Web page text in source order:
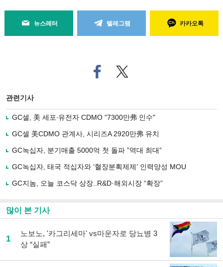
뉴스레터 텔레그램 카카오톡
페
이
로
사
유
기
트위
터로
관련기사
GC셀, 美 세포∙유전자 CDMO "7300만弗 인수"
GC셀 美CDMO 관계사, 시리즈A 2920만弗 유치
GC녹십자, 분기매출 5000억 첫 돌파 ”역대 최대”
GC녹십자, 태국 적십자와 ‘혈장분획제제’ 인력양성 MOU
GC지놈, 오늘 코스닥 상장..R&D·해외시장 “확장”
많이 본 기사
1
노보노, '카그리세마' vs마운자로 당뇨병 3
상 “실패”